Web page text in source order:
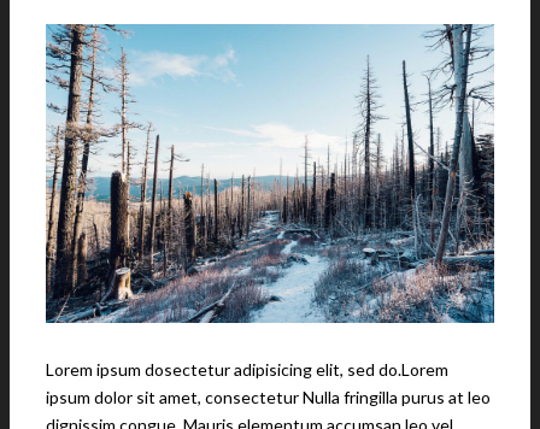
Lorem ipsum dosectetur adipisicing elit, sed do.Lorem
ipsum dolor sit amet, consectetur Nulla fringilla purus at leo